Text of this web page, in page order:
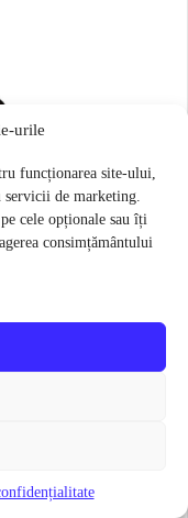
urile
funcționarea site-ului,
servicii de marketing.
cele opționale sau îți
consimțământului